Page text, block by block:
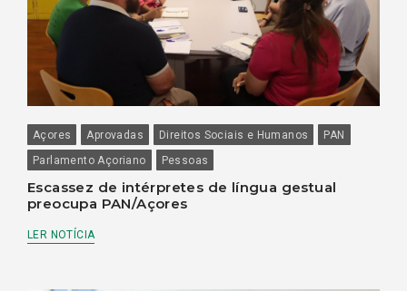
Açores Aprovadas Direitos Sociais e Humanos
PAN
Parlamento Açoriano
Pessoas
Escassez de intérpretes de língua gestual
preocupa PAN/Açores
LER NOTÍCIA